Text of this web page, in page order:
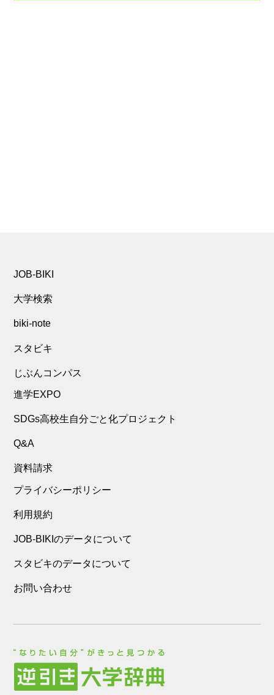
JOB-BIKI
大学検索
biki-note
スタビキ
じぶんコンパス
進学EXPO
SDGs高校生自分ごと化プロジェクト
Q&A
資料請求
プライバシーポリシー
利用規約
JOB-BIKIのデータについて
スタビキのデータについて
お問い合わせ